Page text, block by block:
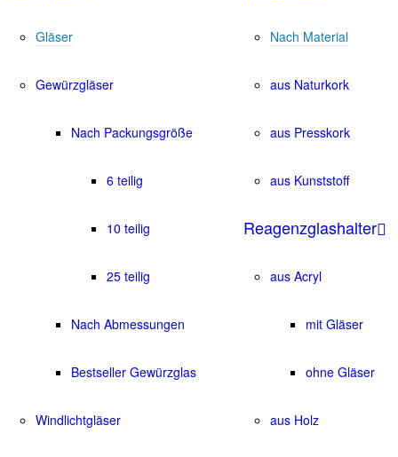
Gläser
Gewürzgläser
Nach Packungsgröße
6 teilig
10 teilig
25 teilig
Nach Abmessungen
Bestseller Gewürzglas
Windlichtgläser
Nach Material
aus Naturkork
aus Presskork
aus Kunststoff
Reagenzglashalter
aus Acryl
mit Gläser
ohne Gläser
aus Holz